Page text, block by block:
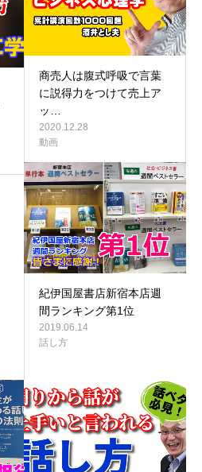
商売人は腹式呼吸で言葉
に説得力をつけて売上ア
ッ…
2020.12.28
動画
紀伊国屋書店新宿本店週
間ランキング第1位
2019.06.14
話し方